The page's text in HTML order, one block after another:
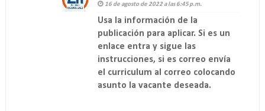
16 de agosto de 2022 a las 6:45 p.m.
Usa la información de la
publicación para aplicar. Si es un
enlace entra y sigue las
instrucciones, si es correo envía
el curriculum al correo colocando
asunto la vacante deseada.